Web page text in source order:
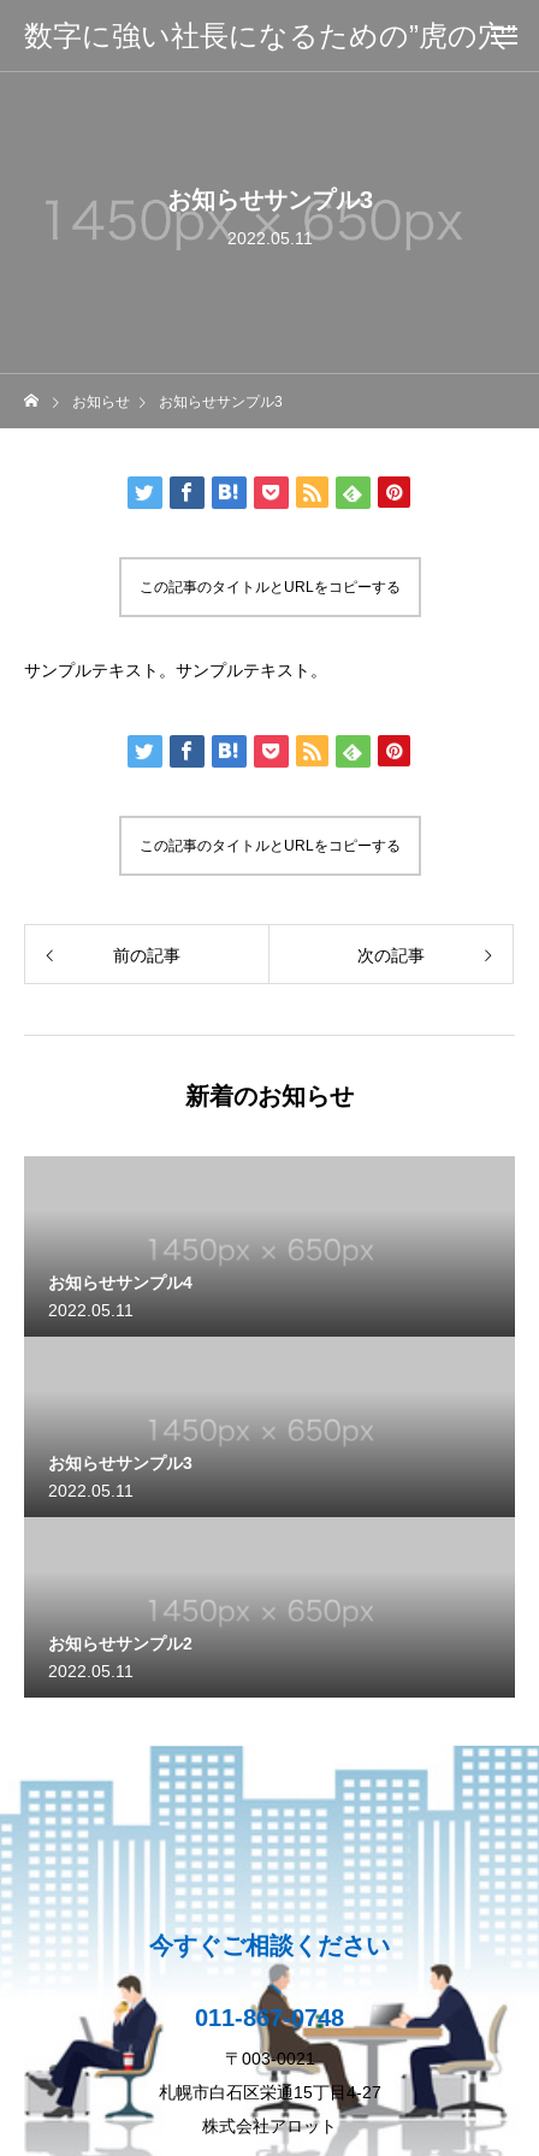
数字に強い社長になるための”虎の穴”
お知らせサンプル3
2022.05.11
お知らせ お知らせサンプル3
この記事のタイトルとURLをコピーする
サンプルテキスト。サンプルテキスト。
この記事のタイトルとURLをコピーする
前の記事 次の記事
新着のお知らせ
お知らせサンプル4
2022.05.11
お知らせサンプル3
2022.05.11
お知らせサンプル2
2022.05.11
今すぐご相談ください
011-867-0748
〒003-0021
札幌市白石区栄通15丁目4-27
株式会社アロット